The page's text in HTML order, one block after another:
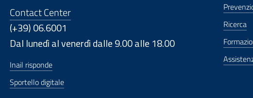
Contact Center
(+39) 06.6001
Dal lunedì al venerdì dalle 9.00 alle 18.00
Inail risponde
Sportello digitale
Ricerca